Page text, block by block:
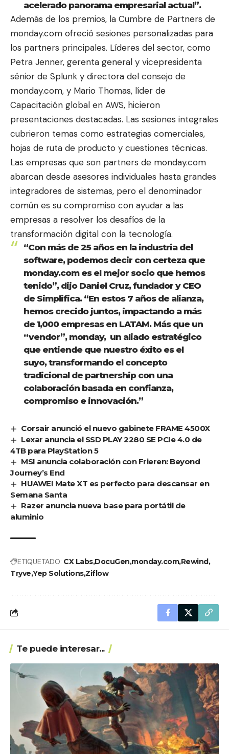
acelerado panorama empresarial actual”. ​
Además de los premios, la Cumbre de Partners de
monday.com ofreció sesiones personalizadas para
los partners principales. Líderes del sector, como
Petra Jenner, gerenta general y vicepresidenta
sénior de Splunk y directora del consejo de
monday.com, y Mario Thomas, líder de
Capacitación global en AWS, hicieron
presentaciones destacadas. Las sesiones integrales
cubrieron temas como estrategias comerciales,
hojas de ruta de producto y cuestiones técnicas.
Las empresas que son partners de monday.com
abarcan desde asesores individuales hasta grandes
integradores de sistemas, pero el denominador
común es su compromiso con ayudar a las
empresas a resolver los desafíos de la
transformación digital con la tecnología. ​
“Con más de 25 años en la industria del
software, podemos decir con certeza que
monday.com es el mejor socio que hemos
tenido”, dijo Daniel Cruz, fundador y CEO
de Simplifica. “En estos 7 años de alianza,
hemos crecido juntos, impactando a más
de 1,000 empresas en LATAM. Más que un
“vendor”, monday, ​ un aliado estratégico
que entiende que nuestro éxito es el
suyo, transformando el concepto
tradicional de partnership con una
colaboración basada en confianza,
compromiso e innovación.”
Corsair anunció el nuevo gabinete FRAME 4500X
Lexar anuncia el SSD PLAY 2280 SE PCIe 4.0 de
4TB para PlayStation 5
MSI anuncia colaboración con Frieren: Beyond
Journey’s End
HUAWEI Mate XT es perfecto para descansar en
Semana Santa
Razer anuncia nueva base para portátil de
aluminio
ETIQUETADO: CX LabsDocuGen monday.comRewind
Tryve Yep SolutionsZiflow
Te puede interesar...